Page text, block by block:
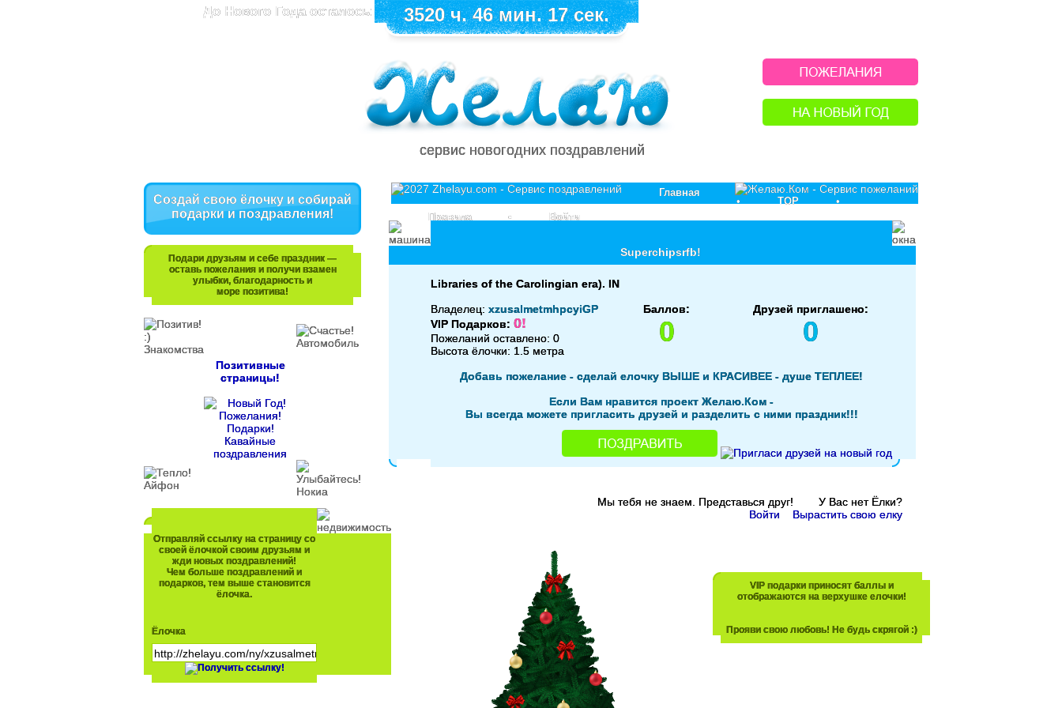
До Нового Года осталось: 3520 ч. 46 мин. 17 сек.
сервис новогодних поздравлений
Создай свою ёлочку и собирай
подарки и поздравления!
Подари друзьям и себе праздник —
оставь пожелания и получи взамен
улыбки, благодарность и
море позитива!
Позитивные
страницы!
Отправляй ссылку на страницу со
своей ёлочкой своим друзьям и
жди новых поздравлений!
Чем больше поздравлений и
подарков, тем выше становится
ёлочка.
Ёлочка
Главная
• TOP
•
Правила
• Войти
Superchipsrfb!
Libraries of the Carolingian era). IN
Владелец: xzusalmetmhpcyiGP
VIP Подарков: 0!
Пожеланий оставлено: 0
Высота ёлочки: 1.5 метра
Баллов:
0
Друзей приглашено:
0
Добавь пожелание - сделай елочку ВЫШЕ и КРАСИВЕЕ - душе ТЕПЛЕЕ!
Если Вам нравится проект Желаю.Ком -
Вы всегда можете пригласить друзей и разделить с ними праздник!!!
VIP подарки приносят баллы и
отображаются на верхушке елочки!
Прояви свою любовь! Не будь скрягой :)
Мы тебя не знаем. Представься друг! У Вас нет Ёлки?
Войти
Вырастить свою елку